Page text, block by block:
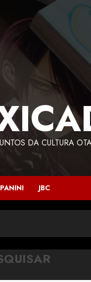
DA CULTURA
PANINI JBC